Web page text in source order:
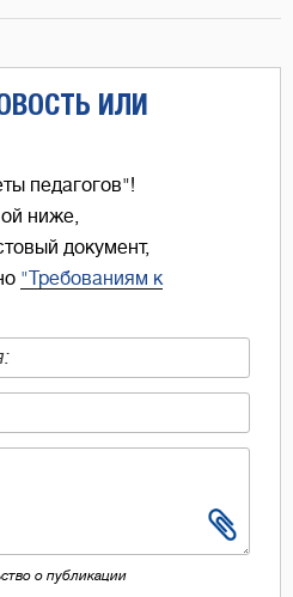
ИЛИ
педагогов"!
ниже,
документ,
"Требованиям к
о публикации